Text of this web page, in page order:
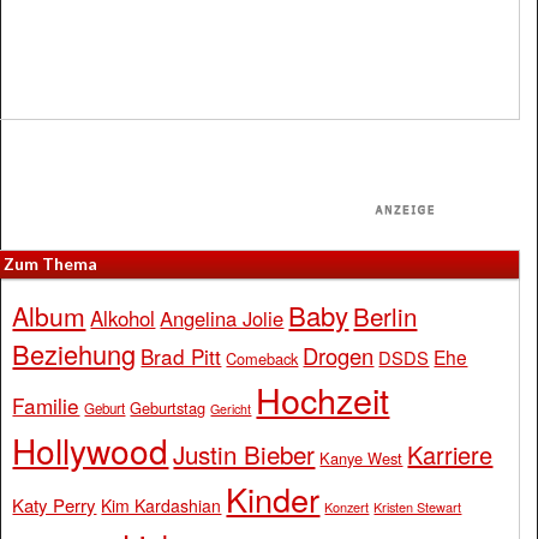
Zum Thema
Album Alkohol Angelina Jolie BabyBerlin
Beziehung Brad Pitt Comeback Drogen DSDS Ehe
Familie Geburt Geburtstag Gericht Hochzeit
Hollywood Justin Bieber Kanye West Karriere
Katy Perry Kim Kardashian Kinder Konzert Kristen Stewart